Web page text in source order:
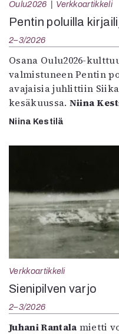
Oulu2026 Verkkoartikkeli
Pentin poluilla
2–3/2026
Osana Oulu2026-
valmistuneen Pentin
avajaisia juhlittiin
kesäkuussa. Niina
Niina Kestilä
Verkkoartikkeli
Sienipilven varjo
2–3/2026
Juhani Rantala mietti